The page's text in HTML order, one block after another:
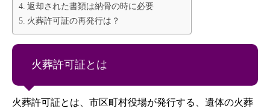
返却された書類は納骨の時に必要
火葬許可証の再発行は？
火葬許可証とは
火葬許可証とは、市区町村役場が発行する、遺体の火葬